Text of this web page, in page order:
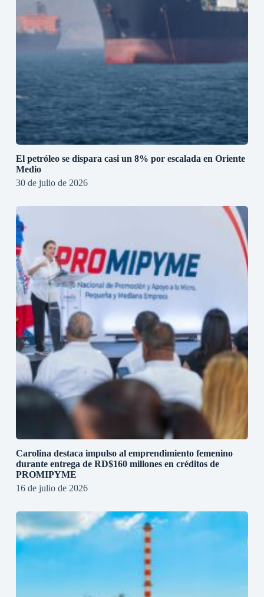
El petróleo se dispara casi un 8% por escalada en Oriente
Medio
30 de julio de 2026
Carolina destaca impulso al emprendimiento femenino
durante entrega de RD$160 millones en créditos de
PROMIPYME
16 de julio de 2026